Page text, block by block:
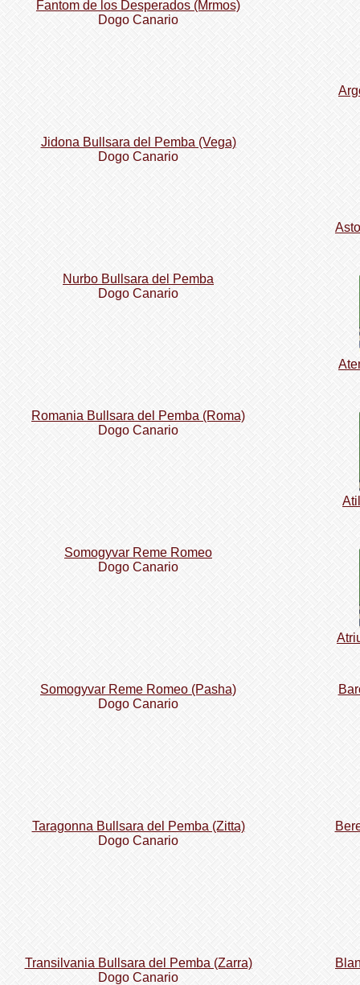
Fantom de los Desperados (Mrmos)
Dogo Сanario
Jidona Bullsara del Pemba (Vega)
Dogo Сanario
Nurbo Bullsara del Pemba
Dogo Сanario
Romania Bullsara del Pemba (Roma)
Dogo Сanario
Somogyvar Reme Romeo
Dogo Сanario
Somogyvar Reme Romeo (Pasha)
Dogo Сanario
Taragonna Bullsara del Pemba (Zitta)
Dogo Сanario
Transilvania Bullsara del Pemba (Zarra)
Dogo Сanario